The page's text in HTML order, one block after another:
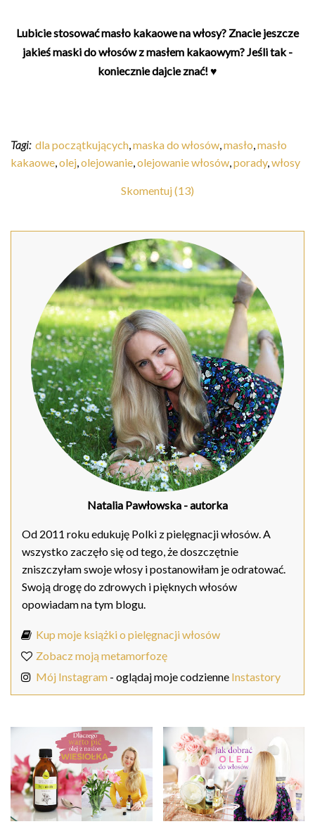
Lubicie stosować masło kakaowe na włosy? Znacie jeszcze
jakieś maski do włosów z masłem kakaowym? Jeśli tak -
koniecznie dajcie znać! ♥
Tagi: dla początkujących,maska do włosów,masło,masło
kakaowe,olej,olejowanie,olejowanie włosów,porady,włosy
Skomentuj (13)
Natalia Pawłowska - autorka
Od 2011 roku edukuję Polki z pielęgnacji włosów. A
wszystko zaczęło się od tego, że doszczętnie
zniszczyłam swoje włosy i postanowiłam je odratować.
Swoją drogę do zdrowych i pięknych włosów
opowiadam na tym blogu.
Kup moje książki o pielęgnacji włosów
Zobacz moją metamorfozę
Mój Instagram - oglądaj moje codzienne Instastory